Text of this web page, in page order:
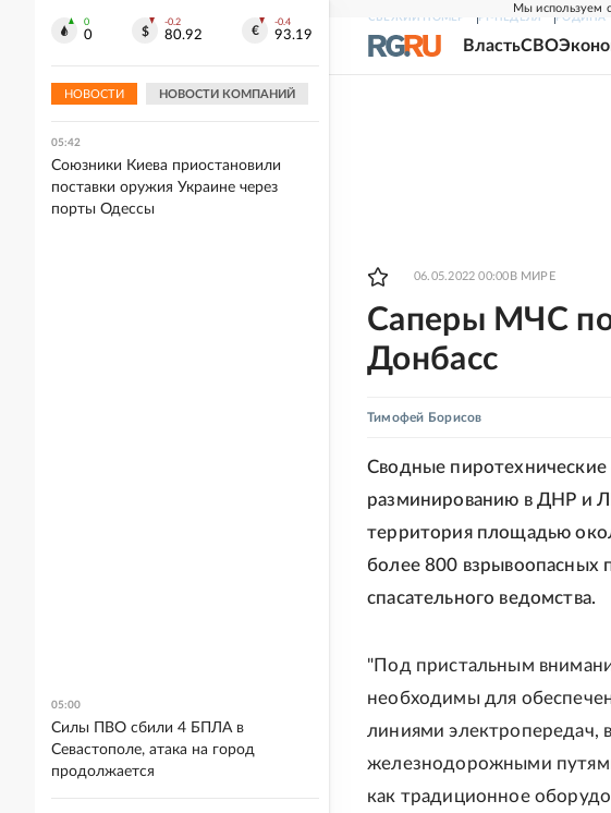
Мы используем
СВЕЖИЙ НОМЕР РГ-НЕДЕЛЯ РОДИНА
ВластьСВО
06.05.2022 00:00 В МИРЕ
Саперы МЧС
Донбасс
Тимофей Борисов
Сводные
разминированию в ДНР и
территория площадью
более 800
спасательного ведомства.
"Под пристальным
необходимы для
линиями электропередач,
железнодорожными
как традиционное
0
0
-0.2
80.92
-0.4
93.19
НОВОСТИ НОВОСТИ КОМПАНИЙ
06:13
пассажиров
05:42
Союзники Киева приостановили
поставки оружия Украине через
порты Одессы
05:00
Силы ПВО сбили 4 БПЛА в
Севастополе, атака на город
продолжается